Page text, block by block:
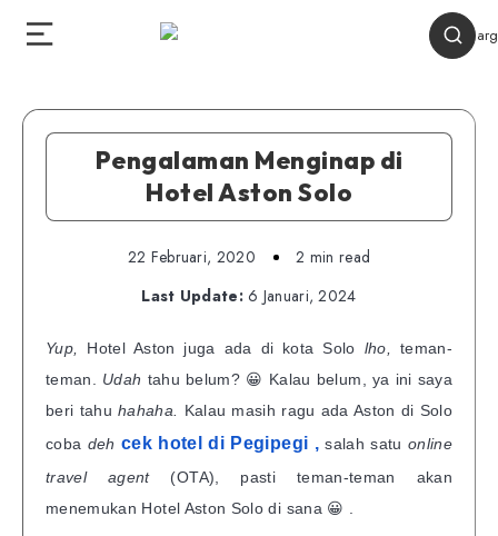
Pengalaman Menginap di
Hotel Aston Solo
22 Februari, 2020
2 min read
Last Update:6 Januari, 2024
Yup, Hotel Aston juga ada di kota Solo lho,
teman-
teman. Udah tahu belum? 😀 Kalau belum, ya ini saya
beri tahuhahaha.
Kalau masih ragu ada Aston di Solo
coba deh cek hotel di Pegipegi ,salah satu online
travel agent (OTA),
pasti teman-teman akan
menemukan Hotel Aston Solo di sana 😀 .